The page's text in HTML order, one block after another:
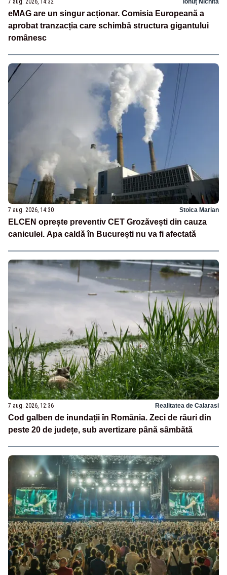
7 aug. 2026, 14:32 Ionuț Nichita
eMAG are un singur acționar. Comisia Europeană a
aprobat tranzacția care schimbă structura gigantului
românesc
7 aug. 2026, 14:30 Stoica Marian
ELCEN oprește preventiv CET Grozăvești din cauza
caniculei. Apa caldă în București nu va fi afectată
7 aug. 2026, 12:36 Realitatea de Calarasi
Cod galben de inundații în România. Zeci de râuri din
peste 20 de județe, sub avertizare până sâmbătă